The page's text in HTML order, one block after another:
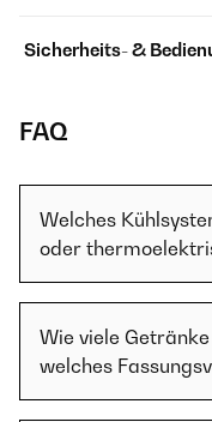
Sicherheits- &
FAQ
Welches
oder
Wie viele
welches